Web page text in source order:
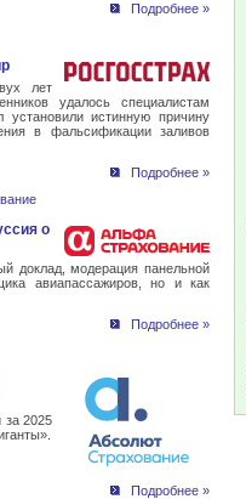
Подробнее »
лет
удалось специалистам
установили истинную причину
в фальсификации заливов
Подробнее »
о
доклад, модерация панельной
авиапассажиров, но и как
Подробнее »
за 2025
Подробнее »